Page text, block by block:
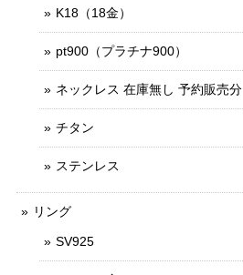
K18（18金）
pt900（プラチナ900）
ネックレス 在庫無し 予約販売分
チタン
ステンレス
リング
SV925